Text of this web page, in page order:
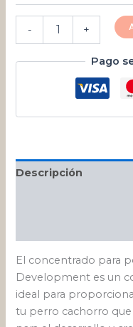
- +
Pago
Descripción
El concentrado para
Development es un
ideal para
tu perro cachorro